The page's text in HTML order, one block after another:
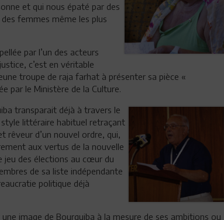
et qui nous épaté par des
femmes même les plus
par l’un des acteurs
c’est en véritable
troupe de raja farhat à présenter sa pièce «
par le Ministère de la Culture.
transparait déjà à travers le
littéraire habituel retraçant
rêveur d’un nouvel ordre, qui,
aux vertus de la nouvelle
jeu des élections au cœur du
de sa liste indépendante
politique déjà
image de Bourguiba à la mesure de ses ambitions ou